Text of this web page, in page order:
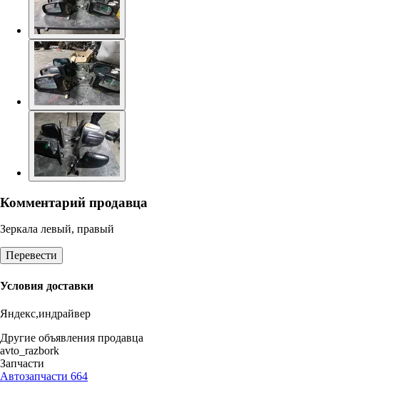
Комментарий продавца
Зеркала левый, правый
Перевести
Условия доставки
Яндекс,индрайвер
Другие объявления продавца
avto_razbork
Запчасти
Автозапчасти 664